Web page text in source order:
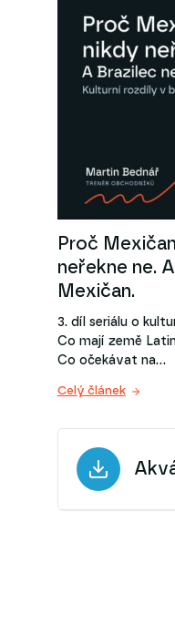
Proč
neřekne ne.
Mexičan.
3. díl seriálu o
Co mají země
Co očekávat na…
Celý článek